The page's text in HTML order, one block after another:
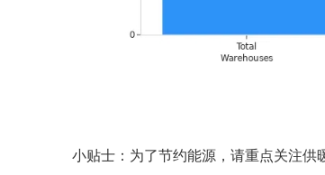
小贴士：为了节约能源，请重点关注供